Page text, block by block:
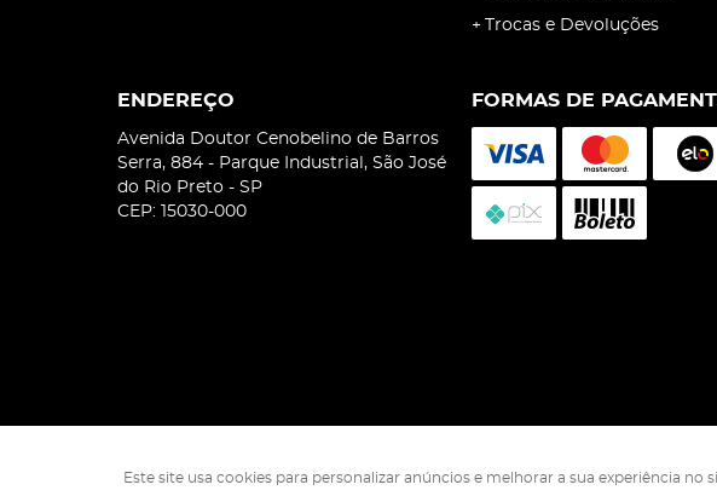
Trocas e Devoluções
ENDEREÇO
Avenida Doutor Cenobelino de Barros
Serra, 884 - Parque Industrial, São José
do Rio Preto - SP
CEP: 15030-000
FORMAS DE
Este site usa cookies para personalizar anúncios e melhorar a sua experiência